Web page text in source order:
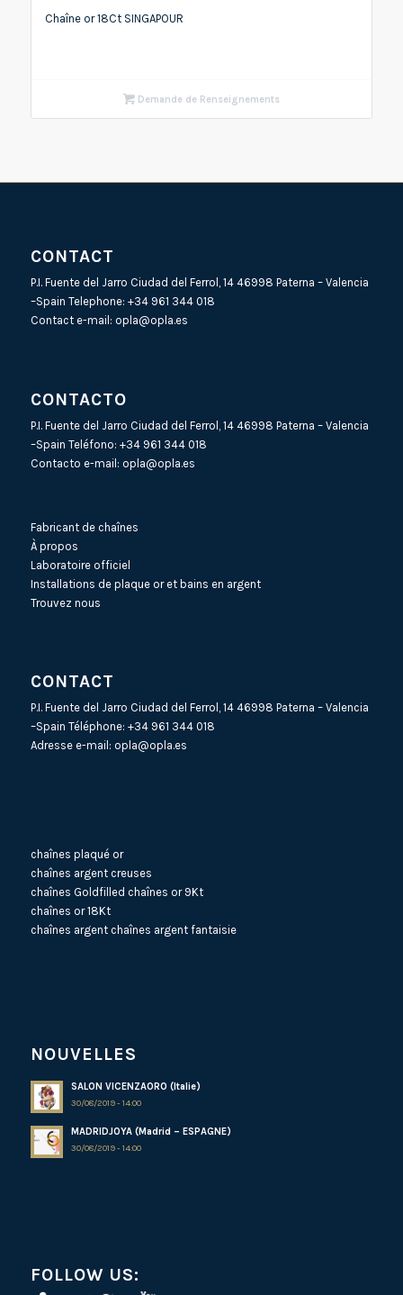
Chaîne or 18Ct SINGAPOUR
Demande de Renseignements
CONTACT
P.I. Fuente del Jarro Ciudad del Ferrol, 14 46998 Paterna – Valencia
–Spain Telephone: +34 961 344 018
Contact e-mail: opla@opla.es
CONTACTO
P.I. Fuente del Jarro Ciudad del Ferrol, 14 46998 Paterna – Valencia
–Spain Teléfono: +34 961 344 018
Contacto e-mail: opla@opla.es
Fabricant de chaînes
À propos
Laboratoire officiel
Installations de plaque or et bains en argent
Trouvez nous
CONTACT
P.I. Fuente del Jarro Ciudad del Ferrol, 14 46998 Paterna – Valencia
–Spain Téléphone: +34 961 344 018
Adresse e-mail: opla@opla.es
chaînes plaqué or
chaînes argent creuses
chaînes Goldfilled chaînes or 9Kt
chaînes or 18Kt
chaînes argent chaînes argent fantaisie
NOUVELLES
SALON VICENZAORO (Italie)
30/08/2019 - 14:00
MADRIDJOYA (Madrid – ESPAGNE)
30/08/2019 - 14:00
FOLLOW US: